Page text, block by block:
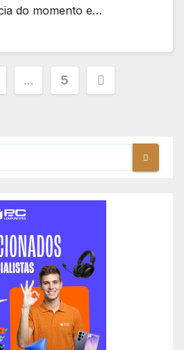
do momento e…
… 5